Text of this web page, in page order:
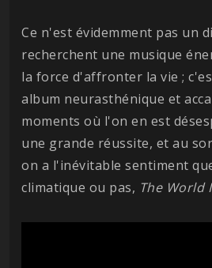
Ce n'est évidemment pas un
recherchent une musique
la force d'affronter la vie ;
album neurasthénique et
moments où l'on en est
une grande réussite, et au
on a l'inévitable sentiment
climatique ou pas, The World